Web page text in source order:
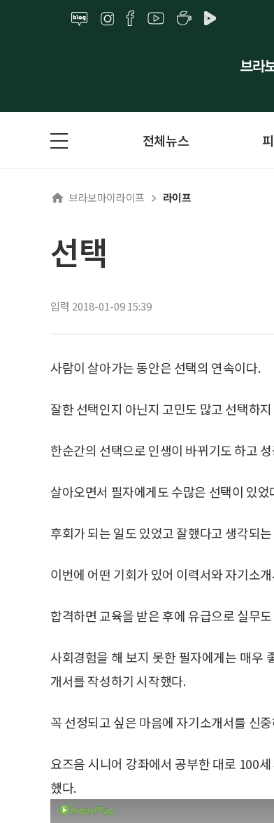
전체뉴스
브라보마이라이프 라이프
선택
입력 2018-01-09 15:39
사람이 살아가는 동안은 선택의 연속이다.
잘한 선택인지 아닌지 고민도 많고 선택하
한순간의 선택으로 인생이 바뀌기도 하고
살아오면서 필자에게도 수많은 선택이 있었
후회가 되는 일도 있었고 잘했다고 생각되
이번에 어떤 기회가 있어 이력서와 자기소
합격하면 교육을 받은 후에 유급으로 실무
사회경험을 해 보지 못한 필자에게는 매우
개서를 작성하기 시작했다.
꼭 선정되고 싶은 마음에 자기소개서를 신
요즈음 시니어 강좌에서 공부한 대로 100
했다.